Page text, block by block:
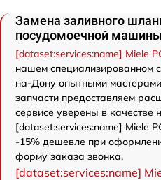
Замена заливного
посудомоечной
[dataset:services:name] Miele
нашем специализированном
на-Дону опытными
запчасти предоставляем
сервисе уверены в качестве
[dataset:services:name] Miele
-15% дешевле при
форму заказа звонка.
[dataset:services:name]